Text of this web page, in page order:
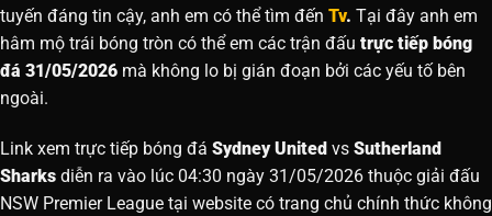
tuyến đáng tin cậy, anh em có thể tìm đến Tv. Tại đây anh em
hâm mộ trái bóng tròn có thể em các trận đấu trực tiếp bóng
đá 31/05/2026 mà không lo bị gián đoạn bởi các yếu tố bên
ngoài.
Link xem trực tiếp bóng đá Sydney United vs Sutherland
Sharks diễn ra vào lúc 04:30 ngày 31/05/2026 thuộc giải đấu
NSW Premier League tại website có trang chủ chính thức không